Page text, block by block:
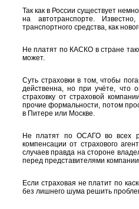
Так как в России существует
на автотранспорте.
транспортного средства, как
Не платят по КАСКО в стране
может.
Суть страховки в том, чтобы
действенна, но при учёте, что
страховку от страховой
прочие формальности, потом
в Питере или Москве.
Не платят по ОСАГО во всех
компенсации от страхового
случаев правда на стороне
перед представителями
Если страховая не платит по
без лишнего шума решить